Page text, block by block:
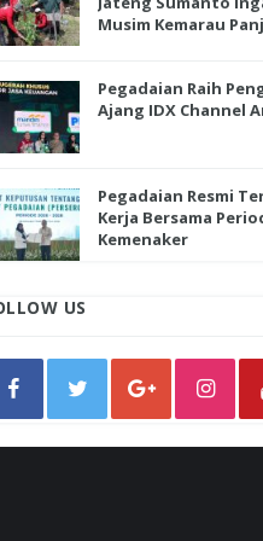
Musim Kemarau
Pegadaian Raih
Ajang IDX Channel
Pegadaian Resmi
Kerja Bersama
Kemenaker
US